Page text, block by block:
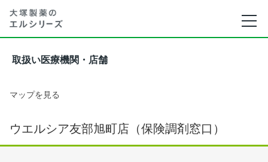
取扱い医療機関・店舗
マップを見る
ウエルシア友部旭町店（保険調剤窓口）